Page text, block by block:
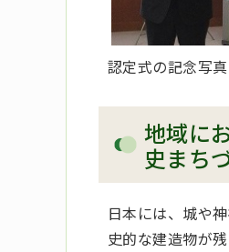
認定式の記念写
地域に
史まち
日本には、城や
史的な建造物が